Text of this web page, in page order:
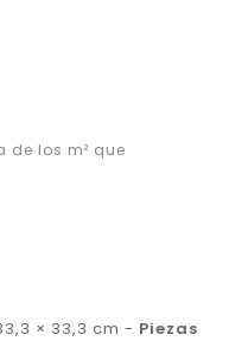
de los m² que
× 33,3 cm - Piezas